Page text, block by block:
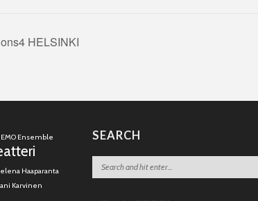
HELSINKI
EMO Ensemble
Haaparanta
Karvinen
SEARCH